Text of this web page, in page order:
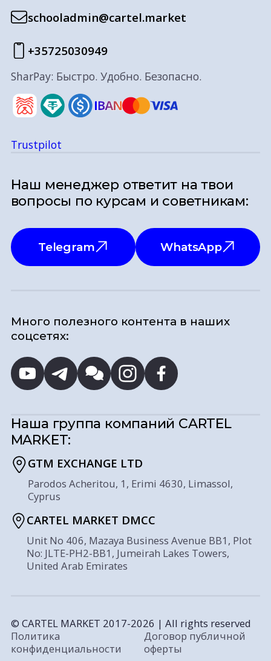
schooladmin@cartel.market
+35725030949
SharPay: Быстро. Удобно. Безопасно.
Trustpilot
Наш менеджер ответит на твои
вопросы по курсам и советникам:
Telegram WhatsApp
Много полезного контента в наших
соцсетях:
Наша группа компаний CARTEL
MARKET:
GTM EXCHANGE LTD
Parodos Acheritou, 1, Erimi 4630, Limassol,
Cyprus
CARTEL MARKET DMCC
Unit No 406, Mazaya Business Avenue BB1, Plot
No: JLTE-PH2-BB1, Jumeirah Lakes Towers,
United Arab Emirates
© CARTEL MARKET 2017-2026 | All rights reserved
Политика
конфиденциальности
Договор публичной
оферты